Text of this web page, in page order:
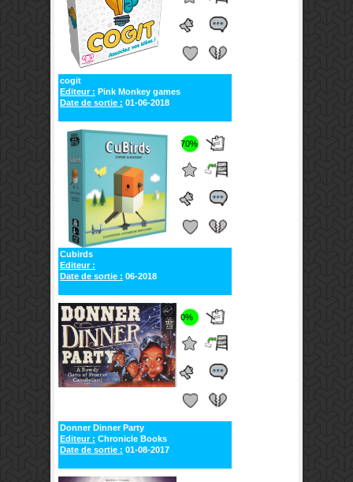
cogit
Editeur : Pink Monkey games
Date de sortie : 01-06-2018
70%
Cubirds
Editeur :
Date de sortie : 06-2018
0%
Donner Dinner Party
Editeur : Chronicle Books
Date de sortie : 01-08-2017